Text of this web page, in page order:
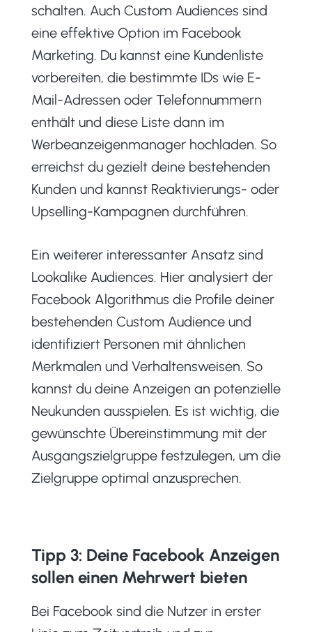
schalten. Auch Custom Audiences sind
eine effektive Option im Facebook
Marketing. Du kannst eine Kundenliste
vorbereiten, die bestimmte IDs wie E-
Mail-Adressen oder Telefonnummern
enthält und diese Liste dann im
Werbeanzeigenmanager hochladen. So
erreichst du gezielt deine bestehenden
Kunden und kannst Reaktivierungs- oder
Upselling-Kampagnen durchführen.
Ein weiterer interessanter Ansatz sind
Lookalike Audiences. Hier analysiert der
Facebook Algorithmus die Profile deiner
bestehenden Custom Audience und
identifiziert Personen mit ähnlichen
Merkmalen und Verhaltensweisen. So
kannst du deine Anzeigen an potenzielle
Neukunden ausspielen. Es ist wichtig, die
gewünschte Übereinstimmung mit der
Ausgangszielgruppe festzulegen, um die
Zielgruppe optimal anzusprechen.
Tipp 3: Deine Facebook Anzeigen
sollen einen Mehrwert bieten
Bei Facebook sind die Nutzer in erster